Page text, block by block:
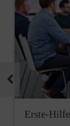
Erste-